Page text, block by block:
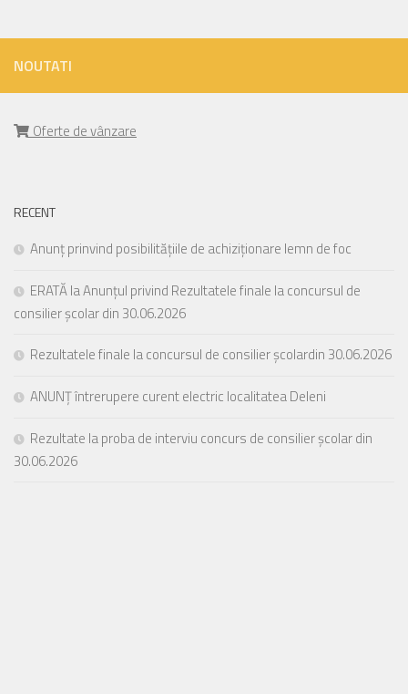
NOUTATI
Oferte de vânzare
RECENT
Anunț prinvind posibilitățiile de achiziționare lemn de foc
ERATĂ la Anunțul privind Rezultatele finale la concursul de
consilier școlar din 30.06.2026
Rezultatele finale la concursul de consilier școlardin 30.06.2026
ANUNȚ întrerupere curent electric localitatea Deleni
Rezultate la proba de interviu concurs de consilier școlar din
30.06.2026